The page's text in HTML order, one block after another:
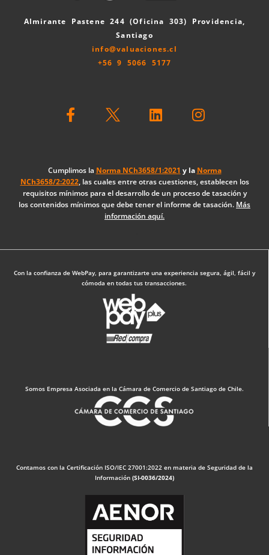
Almirante Pastene 244 (Oficina 303) Providencia,
Santiago
info@valuaciones.cl
+56 9 5066 5177
a
o
o
k
i
d
i
n
n
g
r
a
Cumplimos la Norma NCh3658/1:2021 y la Norma
NCh3658/2:2022, las cuales entre otras cuestiones, establecen los
requisitos mínimos para el desarrollo de un proceso de tasación y
los contenidos mínimos que debe tener el informe de tasación. Más
información aquí.
Con la confianza de WebPay, para garantizarte una experiencia segura, ágil, fácil y
cómoda en todas tus transacciones.
Somos Empresa Asociada en la Cámara de Comercio de Santiago de Chile.
Contamos con la Certificación ISO/IEC 27001:2022 en materia de Seguridad de la
Información (SI-0036/2024)